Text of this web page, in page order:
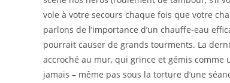
vole à votre secours chaque fois que votre
parlons de l’importance d’un chauffe-eau
pourrait causer de grands tourments. La
accroché au mur, qui grince et gémis
jamais – même pas sous la torture d’une